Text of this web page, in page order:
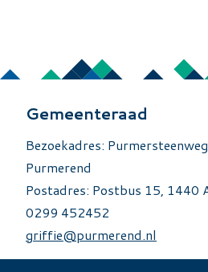
Gemeenteraad
Bezoekadres:
Purmerend
Postadres: Postbus 15, 1440
0299 452452
griffie@purmerend.nl